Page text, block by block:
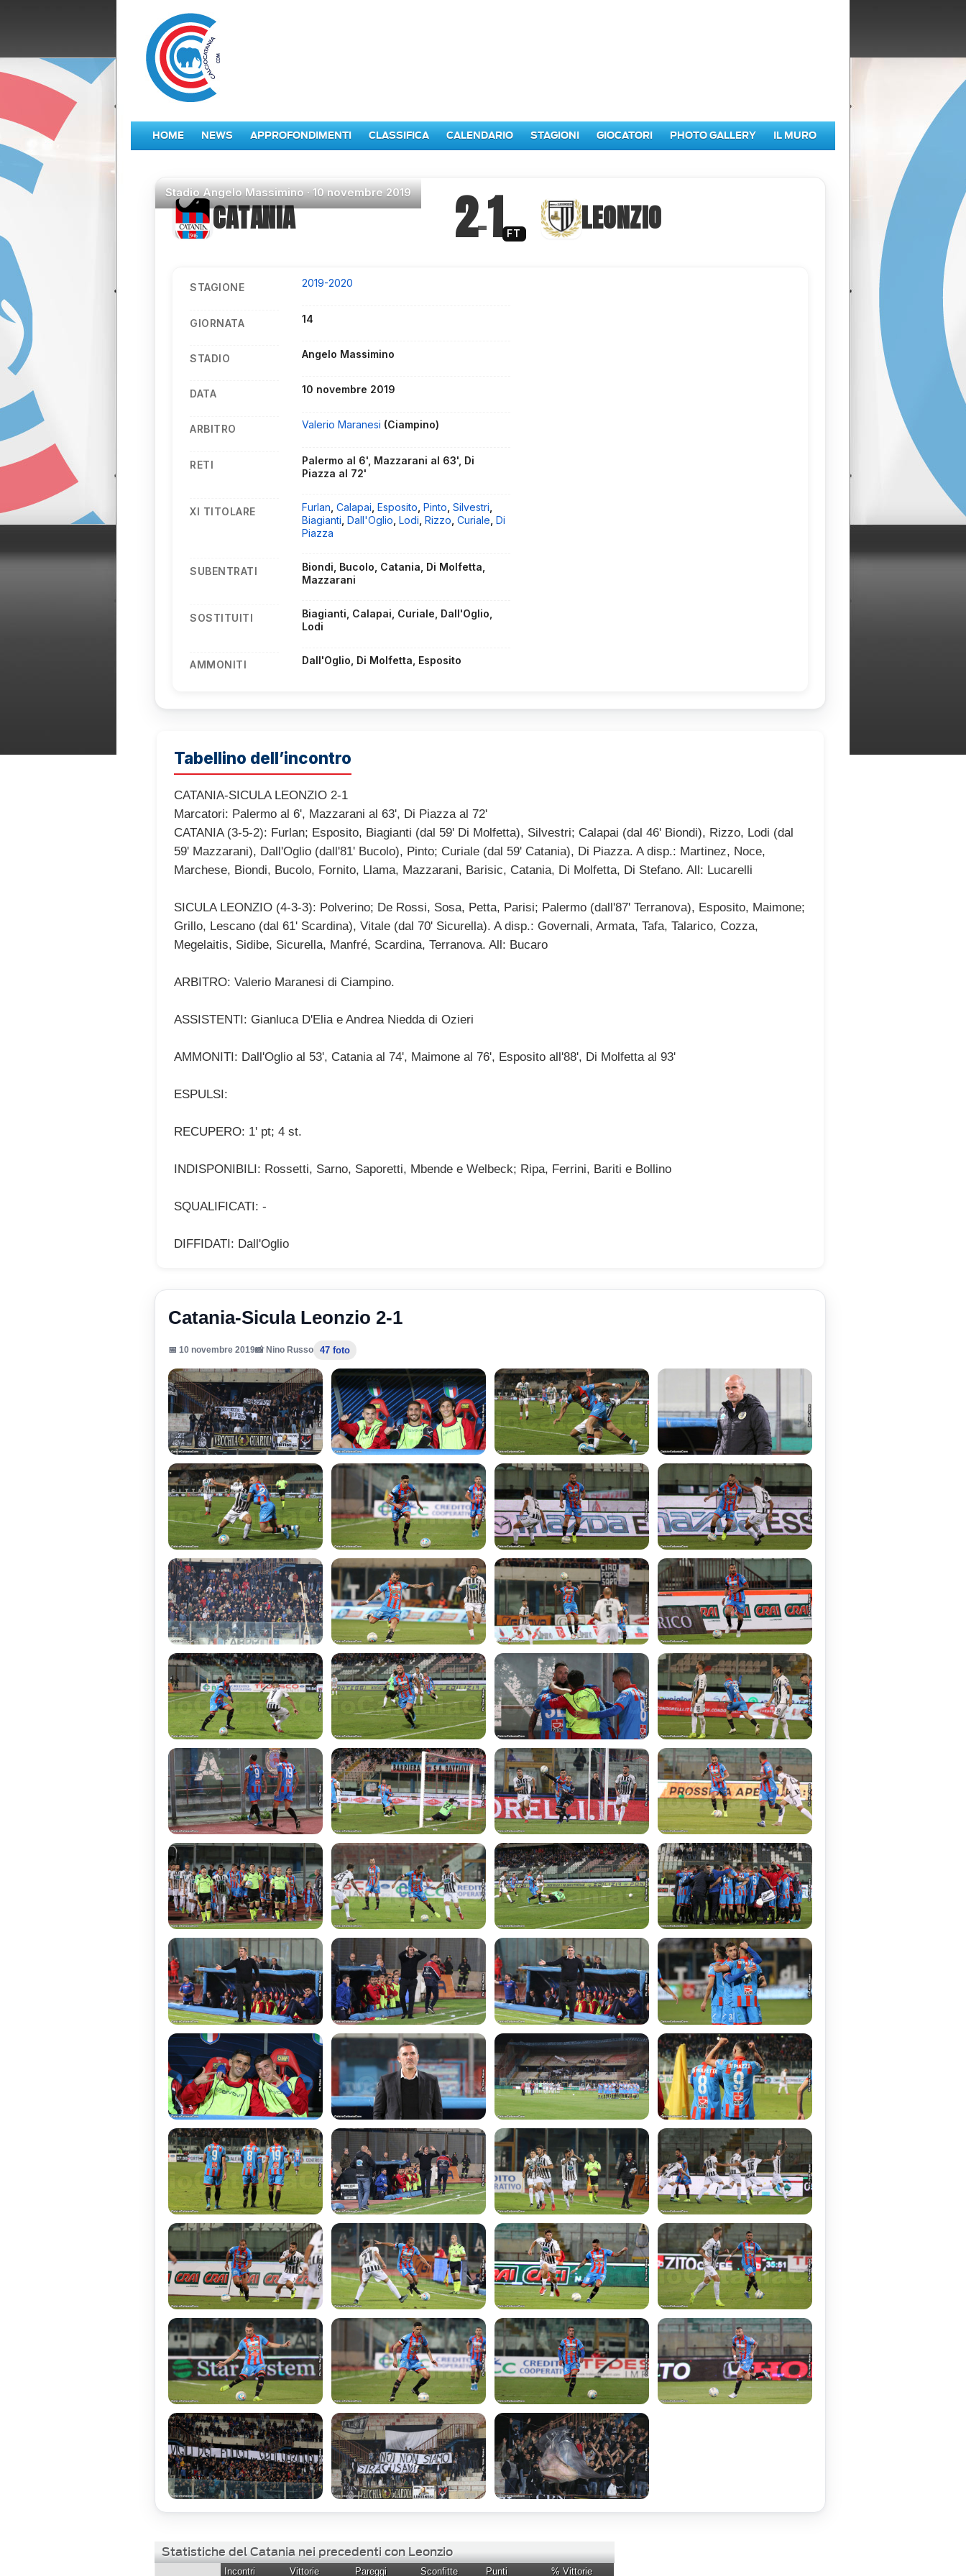
HOME NEWS APPROFONDIMENTI CLASSIFICA CALENDARIO STAGIONI GIOCATORI PHOTO GALLERY IL MURO
StadioAngelo Massimino ·10 novembre 2019
CATANIA 2–1 FT LEONZIO
STAGIONE 2019-2020
GIORNATA 14
STADIO Angelo Massimino
DATA 10 novembre 2019
ARBITRO Valerio Maranesi (Ciampino)
RETI
Palermo al 6', Mazzarani al 63', Di
Piazza al 72'
XI TITOLARE Furlan ,Calapai ,Esposito ,Pinto ,Silvestri
Biagianti ,Dall'Oglio ,Lodi ,Rizzo ,Curiale ,Di
Piazza
SUBENTRATI
Biondi, Bucolo, Catania, Di Molfetta,
Mazzarani
SOSTITUITI
Biagianti, Calapai, Curiale, Dall'Oglio,
Lodi
AMMONITI Dall'Oglio, Di Molfetta, Esposito
Tabellino dell’incontro
CATANIA-SICULA LEONZIO 2-1
Marcatori: Palermo al 6', Mazzarani al 63', Di Piazza al 72'
CATANIA (3-5-2): Furlan; Esposito, Biagianti (dal 59' Di Molfetta), Silvestri; Calapai (dal 46' Biondi), Rizzo, Lodi (dal
59' Mazzarani), Dall'Oglio (dall'81' Bucolo), Pinto; Curiale (dal 59' Catania), Di Piazza. A disp.: Martinez, Noce,
Marchese, Biondi, Bucolo, Fornito, Llama, Mazzarani, Barisic, Catania, Di Molfetta, Di Stefano. All: Lucarelli
SICULA LEONZIO (4-3-3): Polverino; De Rossi, Sosa, Petta, Parisi; Palermo (dall'87' Terranova), Esposito, Maimone;
Grillo, Lescano (dal 61' Scardina), Vitale (dal 70' Sicurella). A disp.: Governali, Armata, Tafa, Talarico, Cozza,
Megelaitis, Sidibe, Sicurella, Manfré, Scardina, Terranova. All: Bucaro
ARBITRO: Valerio Maranesi di Ciampino.
ASSISTENTI: Gianluca D'Elia e Andrea Niedda di Ozieri
AMMONITI: Dall'Oglio al 53', Catania al 74', Maimone al 76', Esposito all'88', Di Molfetta al 93'
ESPULSI:
RECUPERO: 1' pt; 4 st.
INDISPONIBILI: Rossetti, Sarno, Saporetti, Mbende e Welbeck; Ripa, Ferrini, Bariti e Bollino
SQUALIFICATI: -
DIFFIDATI: Dall'Oglio
Catania-Sicula Leonzio 2-1
📅 10 novembre 2019📸 Nino Russo 47 foto
Statistiche del Catania nei precedenti con Leonzio
Incontri Vittorie Pareggi Sconfitte Punti % Vittorie